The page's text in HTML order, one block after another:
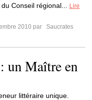
Conseil régional...
Lire
2010 par
Saucrates
un Maître en
littéraire unique.